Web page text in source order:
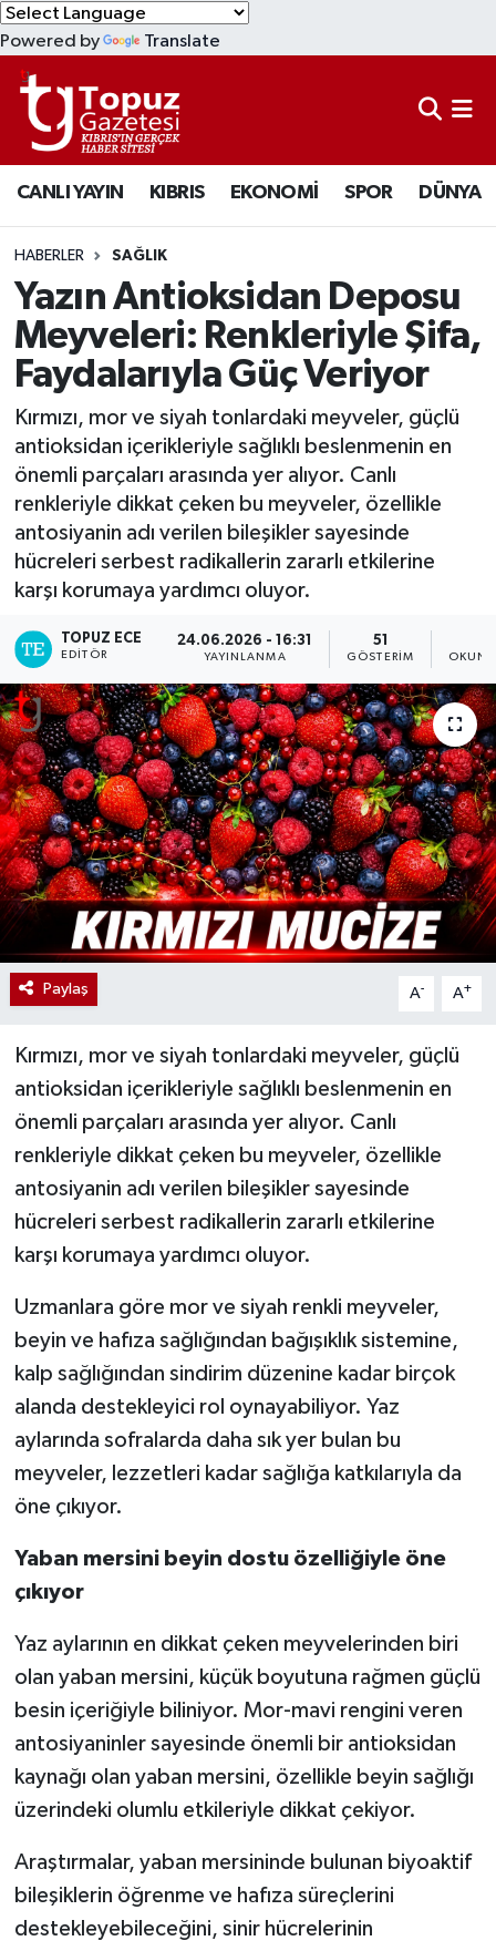
Powered by Translate
CANLI YAYIN KIBRIS EKONOMİ SPOR DÜNYA
HABERLER SAĞLIK
Yazın Antioksidan Deposu
Meyveleri: Renkleriyle Şifa,
Faydalarıyla Güç Veriyor
Kırmızı, mor ve siyah tonlardaki meyveler, güçlü
antioksidan içerikleriyle sağlıklı beslenmenin en
önemli parçaları arasında yer alıyor. Canlı
renkleriyle dikkat çeken bu meyveler, özellikle
antosiyanin adı verilen bileşikler sayesinde
hücreleri serbest radikallerin zararlı etkilerine
karşı korumaya yardımcı oluyor.
TOPUZ ECE
EDITÖR
24.06.2026 - 16:31
YAYINLANMA
51
GÖSTERIM
Paylaş A- A+
Kırmızı, mor ve siyah tonlardaki meyveler, güçlü
antioksidan içerikleriyle sağlıklı beslenmenin en
önemli parçaları arasında yer alıyor. Canlı
renkleriyle dikkat çeken bu meyveler, özellikle
antosiyanin adı verilen bileşikler sayesinde
hücreleri serbest radikallerin zararlı etkilerine
karşı korumaya yardımcı oluyor.
Uzmanlara göre mor ve siyah renkli meyveler,
beyin ve hafıza sağlığından bağışıklık sistemine,
kalp sağlığından sindirim düzenine kadar birçok
alanda destekleyici rol oynayabiliyor. Yaz
aylarında sofralarda daha sık yer bulan bu
meyveler, lezzetleri kadar sağlığa katkılarıyla da
öne çıkıyor.
Yaban mersini beyin dostu özelliğiyle öne
çıkıyor
Yaz aylarının en dikkat çeken meyvelerinden biri
olan yaban mersini, küçük boyutuna rağmen güçlü
besin içeriğiyle biliniyor. Mor-mavi rengini veren
antosiyaninler sayesinde önemli bir antioksidan
kaynağı olan yaban mersini, özellikle beyin sağlığı
üzerindeki olumlu etkileriyle dikkat çekiyor.
Araştırmalar, yaban mersininde bulunan biyoaktif
bileşiklerin öğrenme ve hafıza süreçlerini
destekleyebileceğini, sinir hücrelerinin
KIBRIS
DÜNYA
EKONOMİ
MAGAZİN
SAĞLIK
SPOR
TEKNOLOJİ
TÜRKİYE
Lefkoşa Nöbetçi Eczaneler
Lefkoşa Hava Durumu
Lefkoşa Trafik Yoğunluk Haritası
Süper Lig Puan Durumu ve Fikstür
Tüm Manşetler
Son Dakika Haberleri
Haber Arşivi